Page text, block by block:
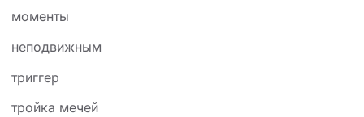
моменты
неподвижным
триггер
тройка мечей